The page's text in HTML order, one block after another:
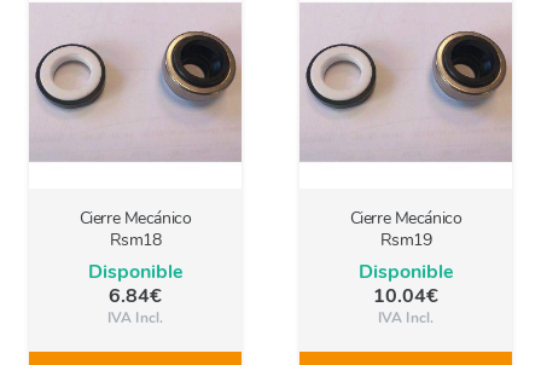
Cierre Mecánico
Rsm18
Disponible
6.84€
IVA Incl.
Cierre Mecánico
Rsm19
Disponible
10.04€
IVA Incl.